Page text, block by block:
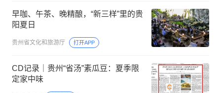
早咖、午茶、晚精酿，“新三样”里的贵
阳夏日
贵州省文化和旅游厅 打开APP
CD记录｜贵州“省汤”素瓜豆：夏季限
定家中味